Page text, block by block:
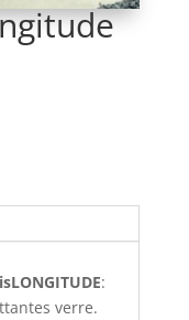
:
verre.